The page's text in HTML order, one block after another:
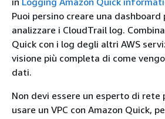
Puoi persino creare una
analizzare i CloudTrail log.
Quick con i log degli altri AWS
visione più completa di come
dati.
Non devi essere un esperto di
usare un VPC con Amazon Quick,